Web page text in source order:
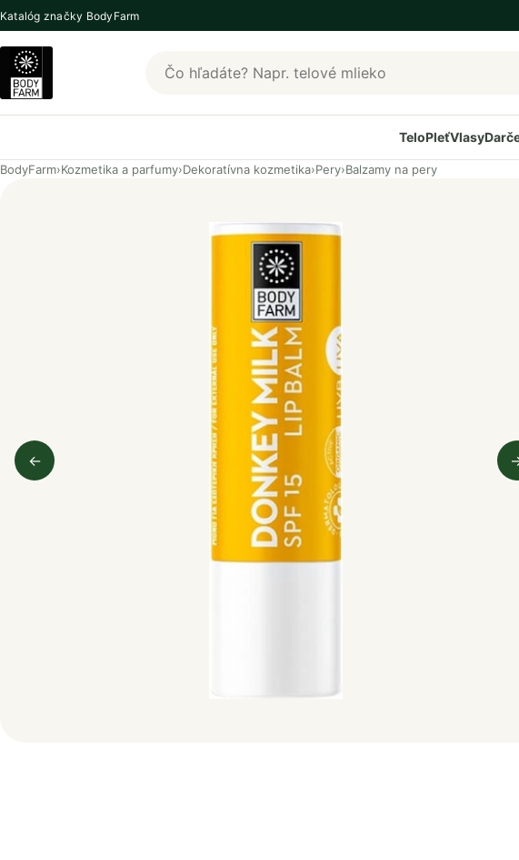
Katalóg značky BodyFarm
Hľadať produkty BodyFarm
TeloPleťVlasy
BodyFarm›Kozmetika a parfumy›Dekoratívna kozmetika›Pery›Balzamy na pery
←
Predchádzajúci obrázok